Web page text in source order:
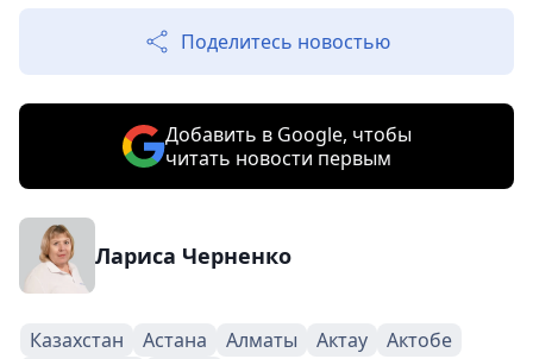
Поделитесь новостью
Добавить в Google, чтобы
читать новости первым
Лариса Черненко
Казахстан Астана Алматы Актау
Актобе